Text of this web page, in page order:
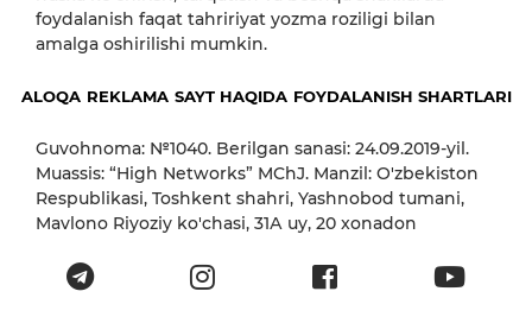
foydalanish faqat tahririyat yozma roziligi bilan
amalga oshirilishi mumkin.
ALOQA REKLAMA SAYT HAQIDA FOYDALANISH SHARTLARI
Guvohnoma: №1040. Berilgan sanasi: 24.09.2019-yil.
Muassis: “High Networks” MChJ. Manzil: O'zbekiston
Respublikasi, Toshkent shahri, Yashnobod tumani,
Mavlono Riyoziy ko'chasi, 31А uy, 20 xonadon